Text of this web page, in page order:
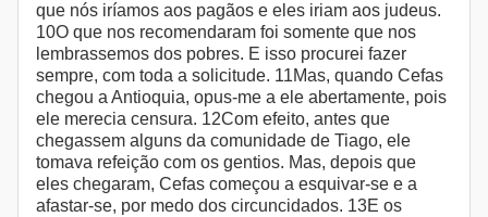
que nós iríamos aos pagãos e eles iriam aos judeus.
10O que nos recomendaram foi somente que nos
lembrassemos dos pobres. E isso procurei fazer
sempre, com toda a solicitude. 11Mas, quando Cefas
chegou a Antioquia, opus-me a ele abertamente, pois
ele merecia censura. 12Com efeito, antes que
chegassem alguns da comunidade de Tiago, ele
tomava refeição com os gentios. Mas, depois que
eles chegaram, Cefas começou a esquivar-se e a
afastar-se, por medo dos circuncidados. 13E os